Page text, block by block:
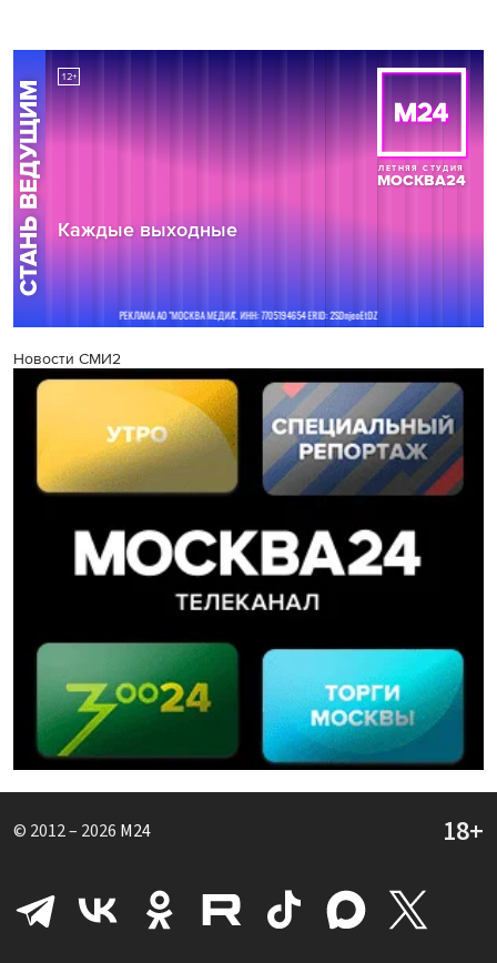
Новости СМИ2
© 2012 – 2026 M24